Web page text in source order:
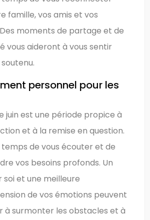
famille, vos amis et vos
moments de partage et de
vous aideront à vous sentir
personnel pour les
juin est une période propice à
et à la remise en question.
temps de vous écouter et de
vos besoins profonds. Un
soi et une meilleure
de vos émotions peuvent
à surmonter les obstacles et à